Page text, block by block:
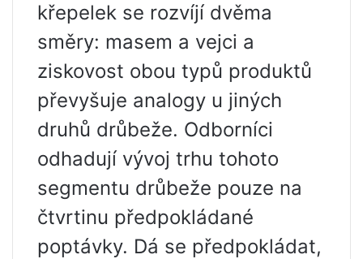
křepelek se rozvíjí dvěma
směry: masem a vejci a
ziskovost obou typů produktů
převyšuje analogy u jiných
druhů drůbeže. Odborníci
odhadují vývoj trhu tohoto
segmentu drůbeže pouze na
čtvrtinu předpokládané
poptávky. Dá se předpokládat,